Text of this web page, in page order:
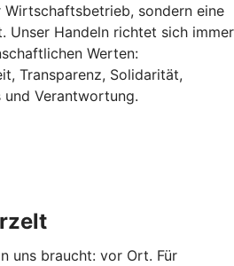
Wirtschaftsbetrieb, sondern eine
Unser Handeln richtet sich immer
Werten:
Transparenz, Solidarität,
und Verantwortung.
uns braucht: vor Ort. Für